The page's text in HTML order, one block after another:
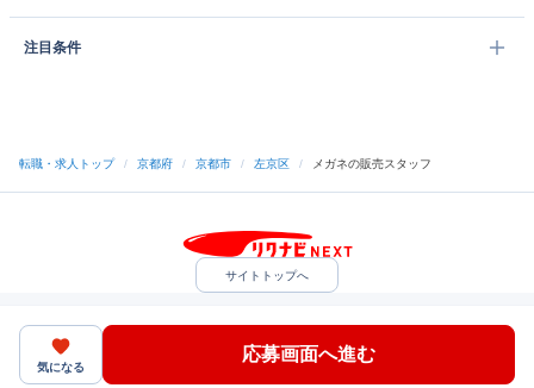
注目条件
転職・求人トップ / 京都府 / 京都市 / 左京区 / メガネの販売スタッフ
気になる
応募画面へ進む
サイトトップへ
中途採用をご検討の企業様
ヘルプ・お問い合わせ
（C）Indeed Inc.